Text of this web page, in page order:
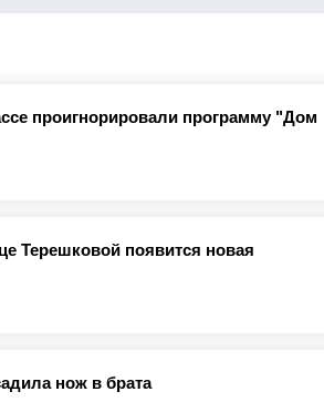
проигнорировали программу "Дом
Терешковой появится новая
нож в брата